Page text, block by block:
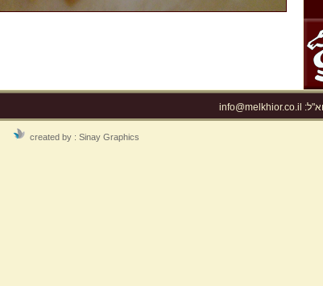
info@melkhior.co.il
created by : Sinay Graphics